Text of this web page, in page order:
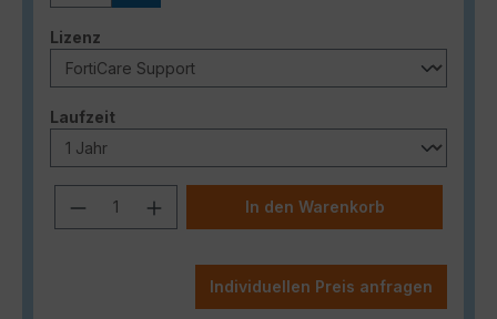
Lizenz
Laufzeitauswählen
Produkt Anzahl: Gib den
In den Warenkorb
Individuellen Preis anfragen